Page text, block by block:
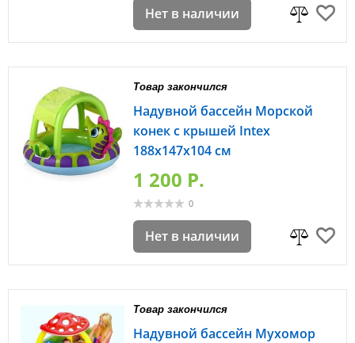
Нет в наличии
Товар закончился
Надувной бассейн Морской
конек с крышей Intex
188х147х104 см
1 200 P.
0
Нет в наличии
Товар закончился
Надувной бассейн Мухомор